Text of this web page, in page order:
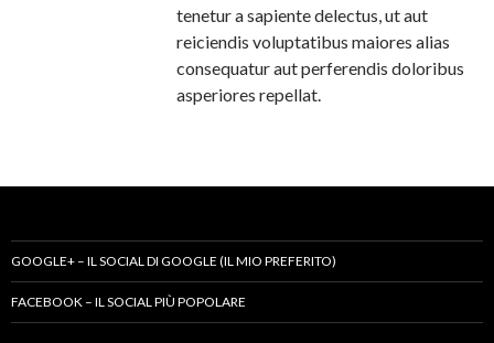
tenetur a sapiente delectus, ut aut
reiciendis voluptatibus maiores alias
consequatur aut perferendis doloribus
asperiores repellat.
GOOGLE+ – IL SOCIAL DI GOOGLE (IL MIO PREFERITO)
FACEBOOK – IL SOCIAL PIÙ POPOLARE